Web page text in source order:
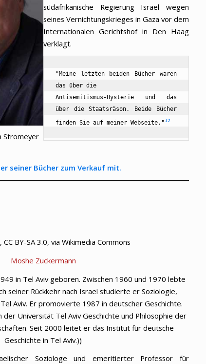
Stromeyer
südafrikanische Regierung Israel wegen
seines Vernichtungskrieges in Gaza vor dem
Internationalen Gerichtshof in Den Haag
verklagt.
"Meine letzten beiden Bücher waren
das über die
Antisemitismus-Hysterie und das
über die Staatsräson. Beide Bücher
finden Sie auf meiner Webseite."12
seiner Bücher zum Verkauf mit.
CC BY-SA 3.0, via Wikimedia Commons
Moshe Zuckermann
in Tel Aviv geboren. Zwischen 1960 und 1970 lebte
seiner Rückkehr nach Israel studierte er Soziologie,
Aviv. Er promovierte 1987 in deutscher Geschichte.
Universität Tel Aviv Geschichte und Philosophie der
Seit 2000 leitet er das Institut für deutsche
Geschichte in Tel Aviv.))
Soziologe und emeritierter Professor für